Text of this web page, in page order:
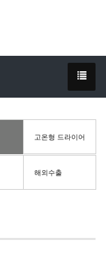
고온형 드라이어
해외수출